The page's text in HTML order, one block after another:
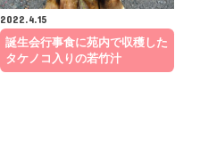
2022.4.15
誕生会行事食に苑内で収穫した
タケノコ入りの若竹汁